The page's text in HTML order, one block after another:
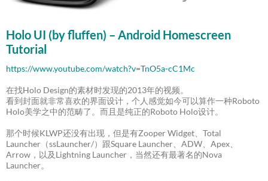
Holo UI (by fluffen) – Android Homescreen
Tutorial
https://www.youtube.com/watch?v=TnO5a-cC1Mc
在找Holo Design的素材时发现的2013年的视频。
看到封面就非常喜欢的界面设计，个人感觉如今可以算作一种Roboto
Holo美学之中的范畴了。而且是纯正的Roboto Holo设计。
那个时候KLWP还没有出现，但是有Zooper Widget、Total
Launcher（ssLauncher/）跟Square Launcher、ADW、Apex、
Arrow，以及Lightning Launcher，当然还有最著名的Nova
Launcher。